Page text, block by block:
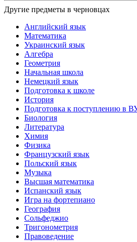
Другие предметы в черновцах
Английский язык
Математика
Украинский язык
Алгебра
Геометрия
Начальная школа
Немецкий язык
Подготовка к школе
История
Подготовка к поступлению в
Биология
Литература
Химия
Физика
Французский язык
Польский язык
Музыка
Высшая математика
Испанский язык
Игра на фортепиано
География
Сольфеджио
Тригонометрия
Правоведение